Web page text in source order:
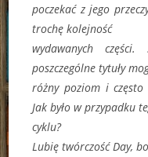
poczekać z jego
trochę kolejność
wydawanych
poszczególne tytuły
różny poziom i
Jak było w przypadku
cyklu?
Lubię twórczość Day,